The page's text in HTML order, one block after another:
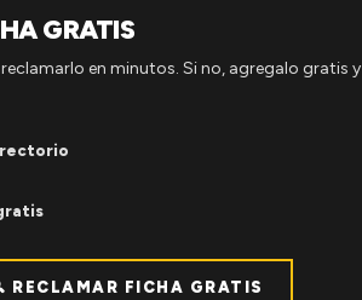
GRATIS
en minutos. Si no, agregalo gratis y
RECLAMAR FICHA GRATIS